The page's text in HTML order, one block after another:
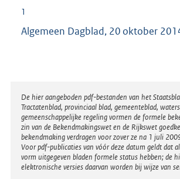
1
Algemeen Dagblad, 20 oktober
Disclaimer
De hier aangeboden pdf-bestanden van het
Tractatenblad, provinciaal blad, gemeenteblad,
gemeenschappelijke regeling vormen de formele
zin van de Bekendmakingswet en de Rijkswet
bekendmaking verdragen voor zover ze na 1 juli
Voor pdf-publicaties van vóór deze datum geldt dat
vorm uitgegeven bladen formele status hebben; de
elektronische versies daarvan worden bij wijze van